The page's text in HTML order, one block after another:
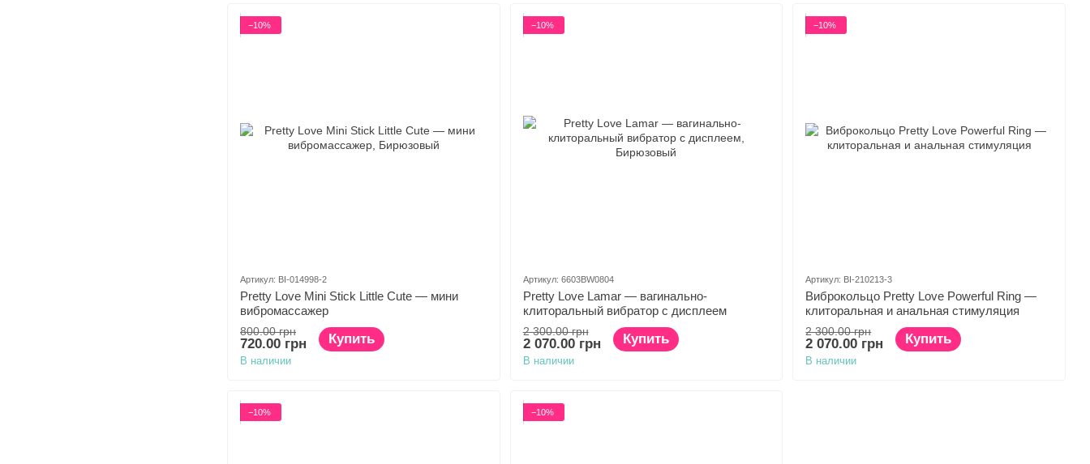
−10%
Артикул: BI-014998-2
Pretty Love Mini Stick Little Cute — мини
вибромассажер
800.00 грн
720.00 грн Купить
В наличии
−10%
Артикул: 6603BW0804
Pretty Love Lamar — вагинально-
клиторальный вибратор с дисплеем
2 300.00 грн
2 070.00 грн Купить
В наличии
−10%
Артикул: BI-210213-3
Виброкольцо Pretty Love Powerful Ring —
клиторальная и анальная стимуляция
2 300.00 грн
2 070.00 грн Купить
В наличии
−10% −10%